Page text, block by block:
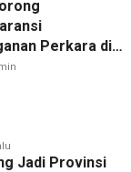
Perkara di
Jadi Provinsi